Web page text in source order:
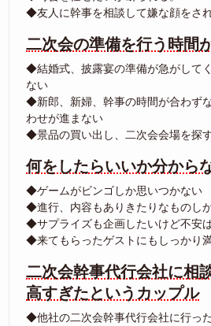
◆友人に幹事を相談して嫌な顔をさ
二次会の準備を行う時間
◆結婚式、披露宴の準備が急がして
ない
◆新郎、新婦、幹事の時間が合わず
わせが進まない
◆景品の買い出し、二次会会場を探
何をしたらいいか分から
◆ゲームがビンゴしか思いつかない
◆進行、内容もありきたりなものし
◆サプライズも企画したいけど不安
◆来てもらったゲストにもしっかり
二次会幹事代行会社に相
高すぎたというカップル
◆他社の二次会幹事代行会社に行っ